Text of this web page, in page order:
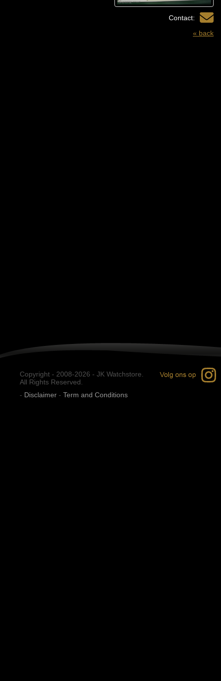
Contact:
« back
Copyright - 2008-2026 - JK Watchstore.
All Rights Reserved.
- Disclaimer - Term and Conditions